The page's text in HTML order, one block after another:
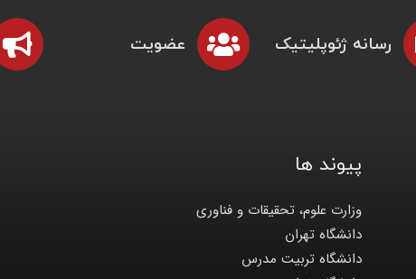
رسانه ژئوپلیتیک عضویت
پیوند ها
وزارت علوم، تحقیقات و فناوری
دانشگاه تهران
دانشگاه تربیت مدرس